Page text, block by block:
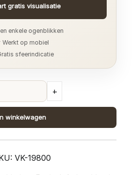
gratis visualisatie
enkele ogenblikken
Werkt op mobiel
sfeerindicatie
+
winkelwagen
VK-19800